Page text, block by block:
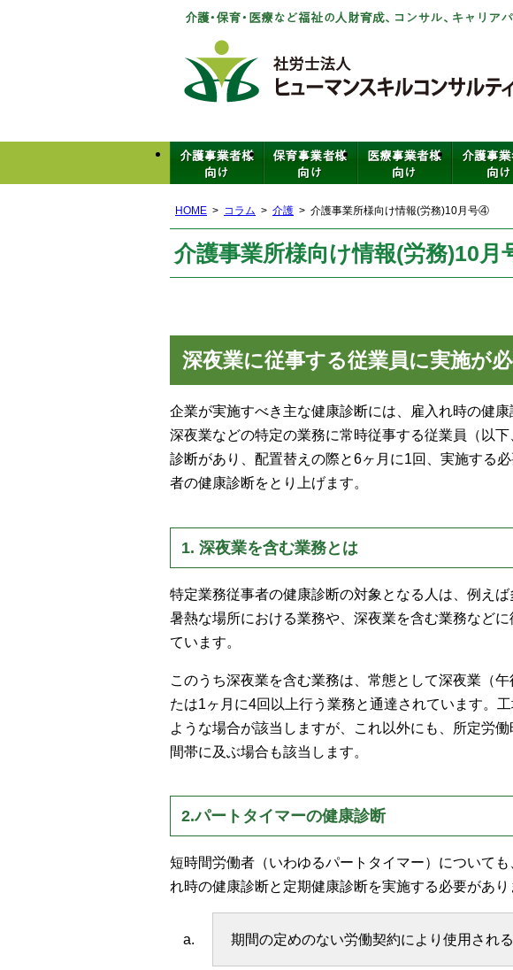
HOME コラム 介護 介護事業所様向け情報(労務)10月号④
介護事業所様向け情報(労務)10
深夜業に従事する従業員に実施が
企業が実施すべき主な健康診断には、雇入れ時の健
深夜業などの特定の業務に常時従事する従業員（以
診断があり、配置替えの際と6ヶ月に1回、実施する
者の健康診断をとり上げます。
1. 深夜業を含む業務とは
特定業務従事者の健康診断の対象となる人は、例え
暑熱な場所における業務や、深夜業を含む業務など
ています。
このうち深夜業を含む業務は、常態として深夜業（
たは1ヶ月に4回以上行う業務と通達されています。
ような場合が該当しますが、これ以外にも、所定労
間帯に及ぶ場合も該当します。
2.パートタイマーの健康診断
短時間労働者（いわゆるパートタイマー）について
れ時の健康診断と定期健康診断を実施する必要があり
期間の定めのない労働契約により使用され